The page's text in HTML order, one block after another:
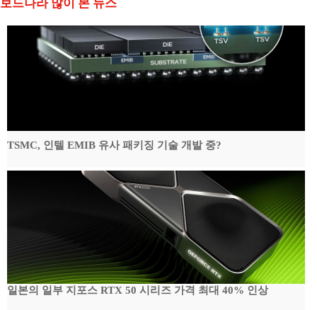
보드나라 많이 본 뉴스
TSMC, 인텔 EMIB 유사 패키징 기술 개발 중?
일본의 일부 지포스 RTX 50 시리즈 가격 최대 40% 인상